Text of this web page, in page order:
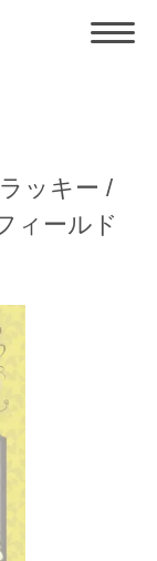
ッキー /
ィールド